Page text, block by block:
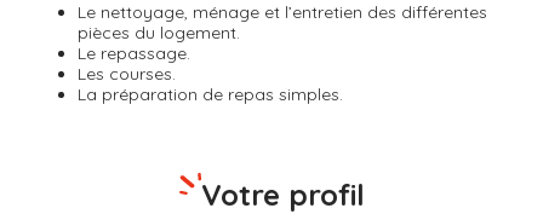
Le nettoyage, ménage et l’entretien des différentes
pièces du logement.
Le repassage.
Les courses.
La préparation de repas simples.
Votre profil